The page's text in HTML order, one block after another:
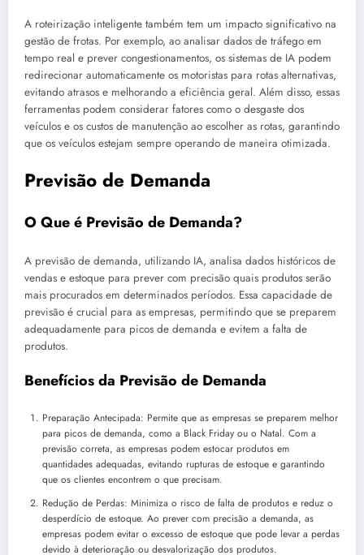
A roteirização inteligente também tem um impacto significativo na
gestão de frotas. Por exemplo, ao analisar dados de tráfego em
tempo real e prever congestionamentos, os sistemas de IA podem
redirecionar automaticamente os motoristas para rotas alternativas,
evitando atrasos e melhorando a eficiência geral. Além disso, essas
ferramentas podem considerar fatores como o desgaste dos
veículos e os custos de manutenção ao escolher as rotas, garantindo
que os veículos estejam sempre operando de maneira otimizada.
Previsão de Demanda
O Que é Previsão de Demanda?
A previsão de demanda, utilizando IA, analisa dados históricos de
vendas e estoque para prever com precisão quais produtos serão
mais procurados em determinados períodos. Essa capacidade de
previsão é crucial para as empresas, permitindo que se preparem
adequadamente para picos de demanda e evitem a falta de
produtos.
Benefícios da Previsão de Demanda
Preparação Antecipada: Permite que as empresas se preparem melhor
para picos de demanda, como a Black Friday ou o Natal. Com a
previsão correta, as empresas podem estocar produtos em
quantidades adequadas, evitando rupturas de estoque e garantindo
que os clientes encontrem o que precisam.
Redução de Perdas: Minimiza o risco de falta de produtos e reduz o
desperdício de estoque. Ao prever com precisão a demanda, as
empresas podem evitar o excesso de estoque que pode levar a perdas
devido à deterioração ou desvalorização dos produtos.